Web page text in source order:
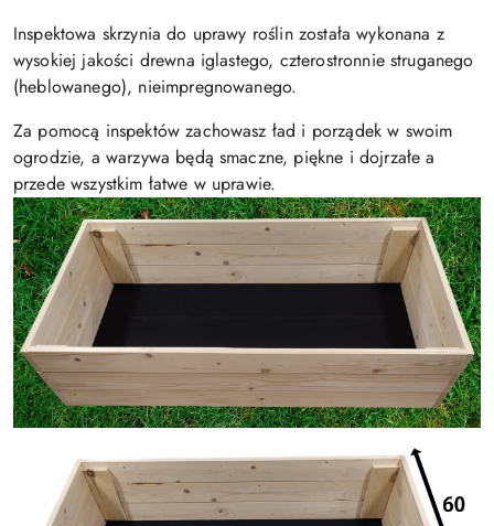
Inspektowa skrzynia do uprawy roślin została wykonana z
wysokiej jakości drewna iglastego, czterostronnie struganego
(heblowanego), nieimpregnowanego.
Za pomocą inspektów zachowasz ład i porządek w swoim
ogrodzie, a warzywa będą smaczne, piękne i dojrzałe a
przede wszystkim łatwe w uprawie.